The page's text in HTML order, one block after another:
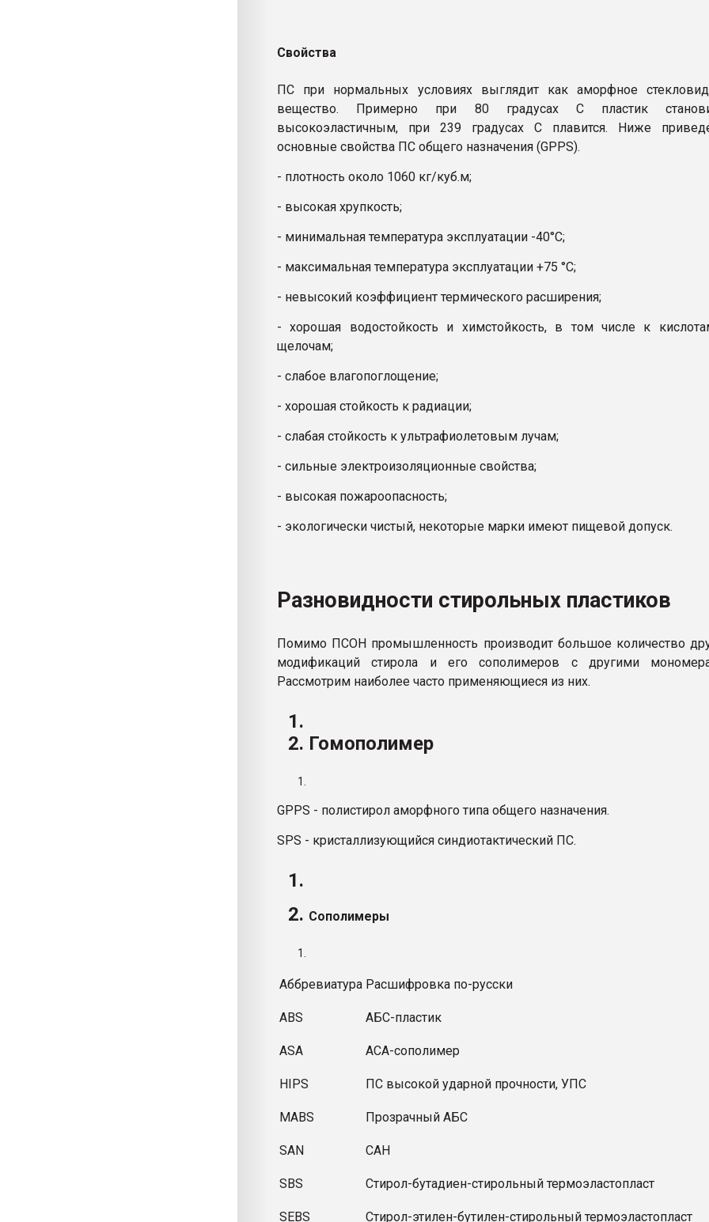
Свойства
ПС при нормальных условиях выглядит как аморфное
вещество. Примерно при 80 градусах С пластик
высокоэластичным, при 239 градусах С плавится. Ниже
основные свойства ПС общего назначения (GPPS).
- плотность около 1060 кг/куб.м;
- высокая хрупкость;
- минимальная температура эксплуатации -40°С;
- максимальная температура эксплуатации +75 °С;
- невысокий коэффициент термического расширения;
- хорошая водостойкость и химстойкость, в том числе к
щелочам;
- слабое влагопоглощение;
- хорошая стойкость к радиации;
- слабая стойкость к ультрафиолетовым лучам;
- сильные электроизоляционные свойства;
- высокая пожароопасность;
- экологически чистый, некоторые марки имеют пищевой допуск.
Разновидности стирольных пластиков
Помимо ПСОН промышленность производит большое количество
модификаций стирола и его сополимеров с другими
Рассмотрим наиболее часто применяющиеся из них.
Гомополимер
GPPS - полистирол аморфного типа общего назначения.
SPS - кристаллизующийся синдиотактический ПС.
Сополимеры
Аббревиатура Расшифровка по-русски
ABS АБС-пластик
ASA АСА-сополимер
HIPS ПС высокой ударной прочности, УПС
MABS Прозрачный АБС
SAN САН
SBS Стирол-бутадиен-стирольный термоэластопласт
SEBS Стирол-этилен-бутилен-стирольный термоэластопласт